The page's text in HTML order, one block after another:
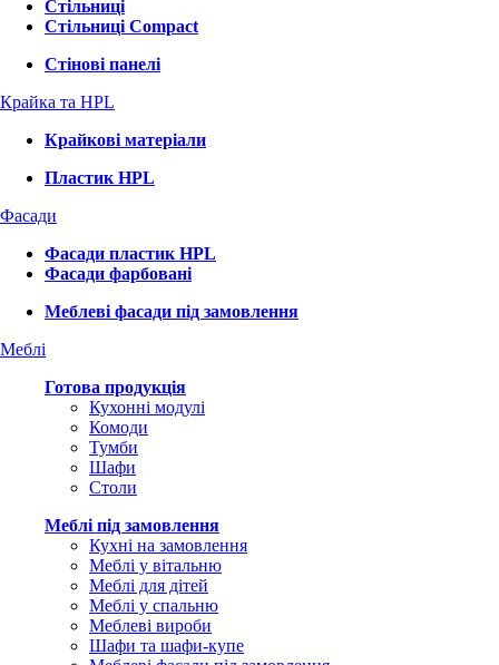
Стільниці
Стільниці Compact
Стінові панелі
Крайка та HPL
Крайкові матеріали
Пластик HPL
Фасади
Фасади пластик HPL
Фасади фарбовані
Меблеві фасади під замовлення
Меблі
Готова продукція
Кухонні модулі
Комоди
Тумби
Шафи
Столи
Меблі під замовлення
Кухні на замовлення
Меблі у вітальню
Меблі для дітей
Меблі у спальню
Меблеві вироби
Шафи та шафи-купе